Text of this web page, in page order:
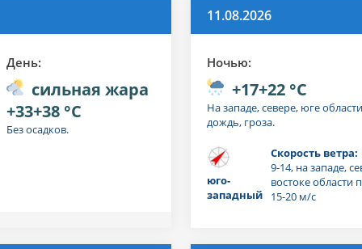
День:
сильная жара
+33+38 °C
Без осадков.
11.08.2026
Ночью:
+17+22 °C
На западе, севере, юге области
дождь, гроза.
юго-
западный
Скорость ветра:
9-14, на западе,
востоке области
15-20 м/с